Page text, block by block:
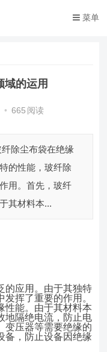
菜单
域的运用
• 665 阅读
除尘布袋在绝缘
的性能，玻纤除
用。首先，玻纤
其材料本...
的应用。由于其独特
挥了重要的作用。
性能。由于其材料本
地隔绝电流，防止电
变压器等需要绝缘的
备，防止设备因绝缘